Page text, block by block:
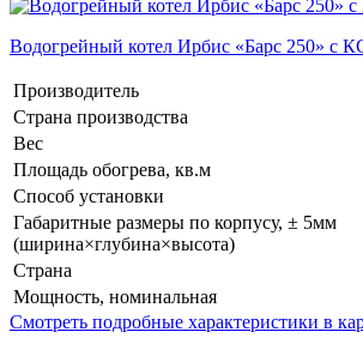
Водогрейный котел Ирбис «Барс 250» с
Производитель
Страна производства
Вес
Площадь обогрева, кв.м
Способ установки
Габаритные размеры по корпусу, ± 5мм
(ширина×глубина×высота)
Страна
Мощность, номинальная
Смотреть подробные характеристики в